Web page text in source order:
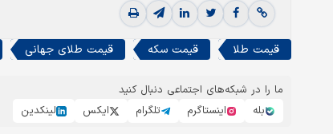
قیمت طلا قیمت سکه قیمت طلای جهانی
ما را در شبکه‌های اجتماعی دنبال کنید
بله
اینستاگرم تلگرام ایکس لینکدین